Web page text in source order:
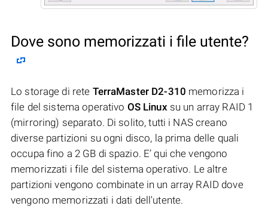
Dove sono memorizzati i file utente?
Lo storage di rete TerraMaster D2-310 memorizza i
file del sistema operativo OS Linux su un array RAID 1
(mirroring) separato. Di solito, tutti i NAS creano
diverse partizioni su ogni disco, la prima delle quali
occupa fino a 2 GB di spazio. E’ qui che vengono
memorizzati i file del sistema operativo. Le altre
partizioni vengono combinate in un array RAID dove
vengono memorizzati i dati dell'utente.